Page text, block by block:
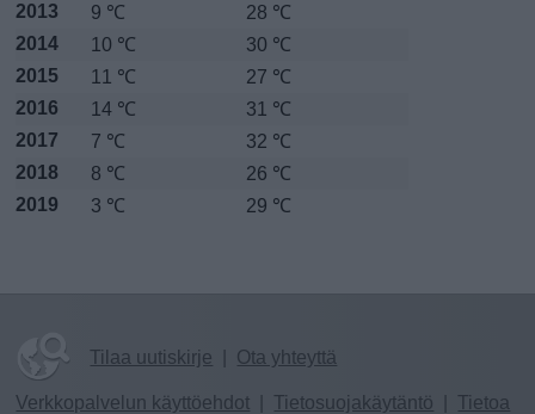
2013
9 ℃
28 ℃
2014
10 ℃
30 ℃
2015
11 ℃
27 ℃
2016
14 ℃
31 ℃
2017
7 ℃
32 ℃
2018
8 ℃
26 ℃
2019
3 ℃ 29 ℃
Tilaa uutiskirje Ota yhteyttä
Verkkopalvelun käyttöehdot Tietosuojakäytäntö Tietoa